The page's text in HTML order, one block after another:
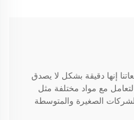
إنها دقيقة بشكل لا يصدق
مع مواد مختلفة مثل
الصغيرة والمتوسطة